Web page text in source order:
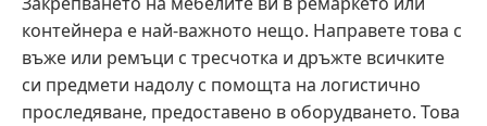
контейнера е най-важното нещо. Направете това с
въже или ремъци с тресчотка и дръжте всичките
си предмети надолу с помощта на логистично
проследяване, предоставено в оборудването. Това